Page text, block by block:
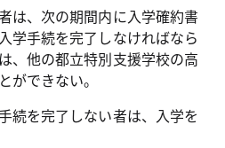
は、次の期間内に入学確約書
学手続を完了しなければなら
、他の都立特別支援学校の高
ができない。
続を完了しない者は、入学を